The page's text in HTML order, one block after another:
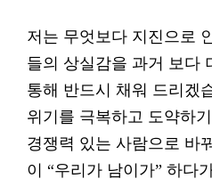
저는 무엇보다 지진으로
들의 상실감을 과거 보다
통해 반드시 채워 드리겠
위기를 극복하고 도약하
경쟁력 있는 사람으로 바
이 “우리가 남이가” 하다